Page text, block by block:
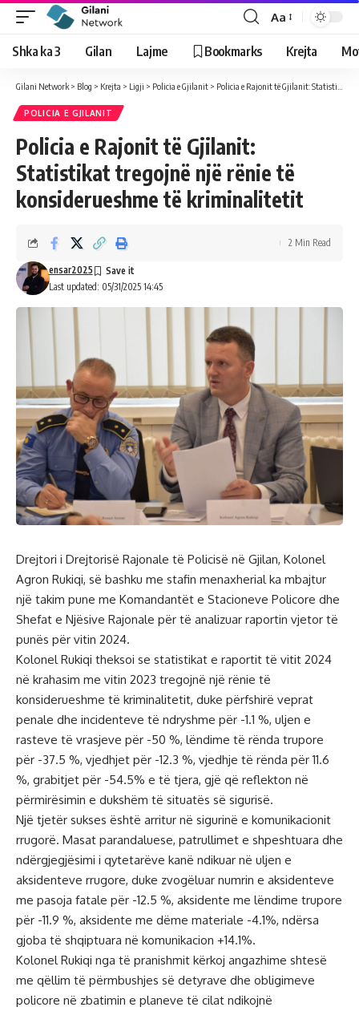
Aa
Shka ka 3 Gilan Lajme Bookmarks Krejta
Gilani Network > Blog > Krejta > Ligji > Policia e Gjilanit > Policia e Rajonit të Gjilanit: Statistikat tregojnë një rënie të konsiderueshme të kriminalitetit
POLICIA E GJILANIT
Policia e Rajonit të Gjilanit:
Statistikat tregojnë një rënie të
konsiderueshme të kriminalitetit
Last updated: 05/31/2025 14:45
ensar2025
2 Min Read
Drejtori i Drejtorisë Rajonale të Policisë në Gjilan, Kolonel
Agron Rukiqi, së bashku me stafin menaxherial ka mbajtur
një takim pune me Komandantët e Stacioneve Policore dhe
Shefat e Njësive Rajonale për të analizuar raportin vjetor të
punës për vitin 2024.
Kolonel Rukiqi theksoi se statistikat e raportit të vitit 2024
në krahasim me vitin 2023 tregojnë një rënie të
konsiderueshme të kriminalitetit, duke përfshirë veprat
penale dhe incidenteve të ndryshme për -1.1 %, uljen e
rasteve të vrasjeve për -50 %, lëndime të rënda trupore
për -37.5 %, vjedhjet për -12.3 %, vjedhje të rënda për 11.6
%, grabitjet për -54.5% e të tjera, gjë që reflekton në
përmirësimin e dukshëm të situatës së sigurisë.
Një tjetër sukses është arritur në sigurinë e komunikacionit
rrugorë. Masat parandaluese, patrullimet e shpeshtuara dhe
ndërgjegjësimi i qytetarëve kanë ndikuar në uljen e
aksidenteve rrugore, duke zvogëluar numrin e aksidenteve
me pasoja fatale për -12.5 %, aksidente me lëndime trupore
për -11.9 %, aksidente me dëme materiale -4.1%, ndërsa
gjoba të shqiptuara në komunikacion +14.1%.
Kolonel Rukiqi nga të pranishmit kërkoj angazhime shtesë
me qëllim të përmbushjes së detyrave dhe obligimeve
policore në zbatimin e planeve të cilat ndikojnë